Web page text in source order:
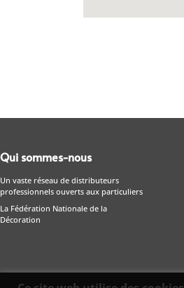
Qui sommes-nous
Un vaste réseau de distributeurs
professionnels ouverts aux particuliers
La Fédération Nationale de la
Décoration